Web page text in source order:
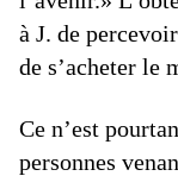
à J. de
de s’acheter le
Ce n’est
personnes